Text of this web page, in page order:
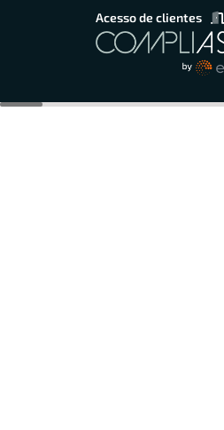
Acesso de clientes